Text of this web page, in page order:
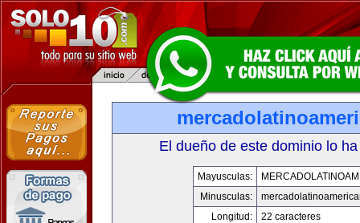
El dueño de este dominio lo
Mayusculas:
Minusculas:
Longitud:
22 caracteres